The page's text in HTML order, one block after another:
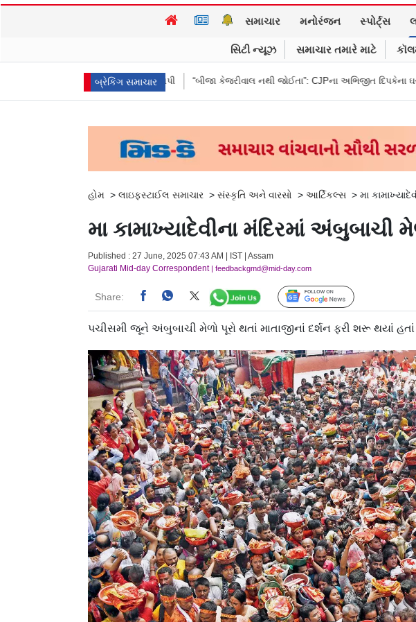
સમાચાર મનોરંજન સ્પોર્ટ્સ
સિટી ન્યૂઝ સમાચાર તમારે માટે
બ્રેકિંગ સમાચાર
પણ હાજરી ન આપી “બીજા કેજરીવાલ નથી જોઈતા”: CJPના અભિજીત દિપકેના ઘરની બહાર શરૂ કરી
હોમ > લાઇફસ્ટાઈલ સમાચાર > સંસ્કૃતિ અને વારસો > આર્ટિકલ્સ > મા
મા કામાખ્યાદેવીના મંદિરમાં અંબુબાચી
Published : 27 June, 2025 07:43 AM | IST | Assam
Gujarati Mid-day Correspondent| feedbackgmd@mid-day.com
Share: Follow Us
પચીસમી જૂને અંબુબાચી મેળો પૂરો થતાં માતાજીનાં દર્શન ફરી શરૂ થયાં હતાં